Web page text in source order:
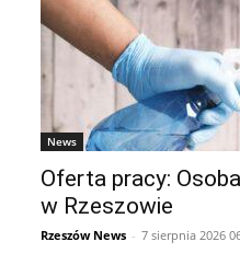
News
Oferta pracy:
w Rzeszowie
Rzeszów News - 7 sierpnia 2026